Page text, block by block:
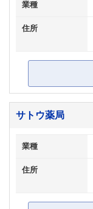
業種
住所
サトウ薬局
業種
住所